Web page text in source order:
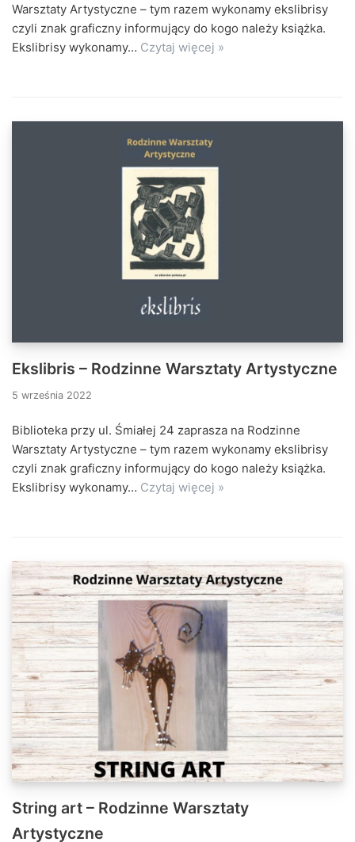
Warsztaty Artystyczne – tym razem wykonamy ekslibrisy
czyli znak graficzny informujący do kogo należy książka.
Ekslibrisy wykonamy… Czytaj więcej »
Ekslibris – Rodzinne Warsztaty Artystyczne
5 września 2022
Biblioteka przy ul. Śmiałej 24 zaprasza na Rodzinne
Warsztaty Artystyczne – tym razem wykonamy ekslibrisy
czyli znak graficzny informujący do kogo należy książka.
Ekslibrisy wykonamy… Czytaj więcej »
String art – Rodzinne Warsztaty
Artystyczne